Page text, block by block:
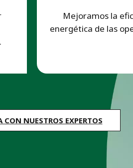
Mejoramos la
energética de las
CON NUESTROS EXPERTOS